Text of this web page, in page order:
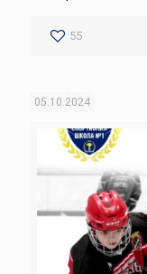
55
05.10.2024